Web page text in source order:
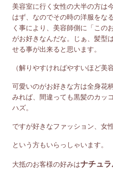
美容室に行く女性の大半の方は
はず、なのでその時の洋服をな
く事により、美容師側に「この
がお好きなんだな。じぁ、髪型
せる事が出来ると思います。
（解りやすければやすいほど美
可愛いのがお好きな方は全身花
みれば、間違っても黒髪のカッ
ハズ。
ですが好きなファッション、女
という方もいらっしゃいます。
大抵のお客様の好みはナチュラ